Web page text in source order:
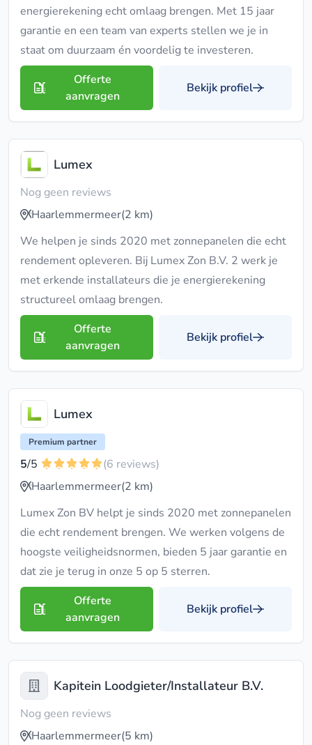
energierekening echt omlaag brengen. Met 15 jaar
garantie en een team van experts stellen we je in
staat om duurzaam én voordelig te investeren.
Offerte
aanvragen
Bekijk profiel
Lumex
Nog geen reviews
Haarlemmermeer(2 km)
We helpen je sinds 2020 met zonnepanelen die echt
rendement opleveren. Bij Lumex Zon B.V. 2 werk je
met erkende installateurs die je energierekening
structureel omlaag brengen.
Offerte
aanvragen
Bekijk profiel
Lumex
Premium partner
5/5
(6 reviews)
Haarlemmermeer(2 km)
Lumex Zon BV helpt je sinds 2020 met zonnepanelen
die echt rendement brengen. We werken volgens de
hoogste veiligheidsnormen, bieden 5 jaar garantie en
dat zie je terug in onze 5 op 5 sterren.
Offerte
aanvragen
Bekijk profiel
Kapitein Loodgieter/Installateur B.V.
Nog geen reviews
Haarlemmermeer(5 km)